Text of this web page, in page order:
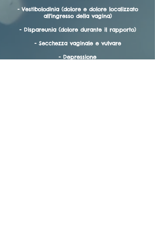
- Vestibolodinia (dolore e dolore localizzato
all'ingresso della vagina)
- Dispareunia (dolore durante il rapporto)
- Secchezza vaginale e vulvare
- Depressione